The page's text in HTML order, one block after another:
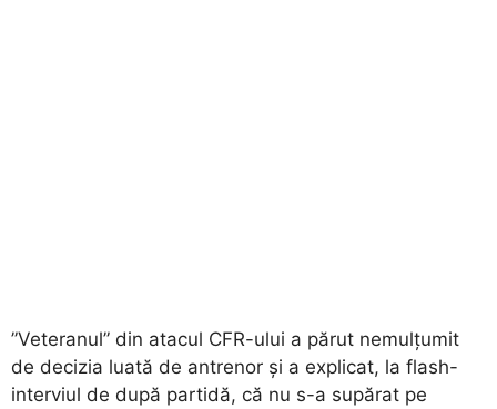
”Veteranul” din atacul CFR-ului a părut nemulțumit
de decizia luată de antrenor și a explicat, la flash-
interviul de după partidă, că nu s-a supărat pe